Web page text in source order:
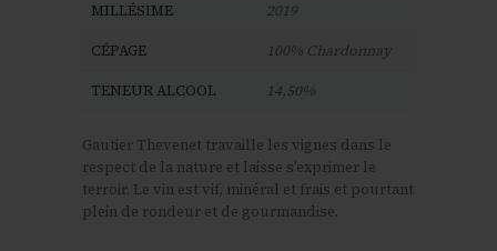
MILLÉSIME 2019
CÉPAGE 100% Chardonnay
TENEUR ALCOOL 14,50%
Gautier Thevenet travaille les vignes dans le
respect de la nature et laisse s’exprimer le
terroir. Le vin est vif, minéral et frais et pourtant
plein de rondeur et de gourmandise.